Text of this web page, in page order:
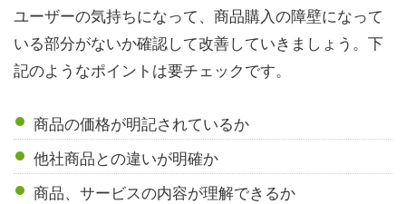
ユーザーの気持ちになって、商品購入の障壁になって
いる部分がないか確認して改善していきましょう。下
記のようなポイントは要チェックです。
商品の価格が明記されているか
他社商品との違いが明確か
商品、サービスの内容が理解できるか